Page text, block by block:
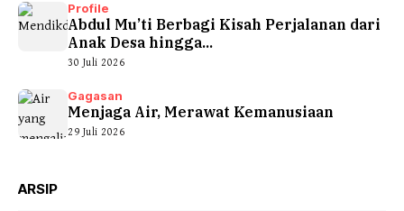
Profile
Abdul Mu’ti Berbagi Kisah Perjalanan dari
Anak Desa hingga...
30 Juli 2026
Gagasan
Menjaga Air, Merawat Kemanusiaan
29 Juli 2026
ARSIP